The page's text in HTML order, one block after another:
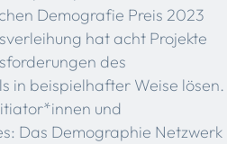
Demografie Preis 2023
hat acht Projekte
des
in beispielhafter Weise lösen.
und
Das Demographie Netzwerk